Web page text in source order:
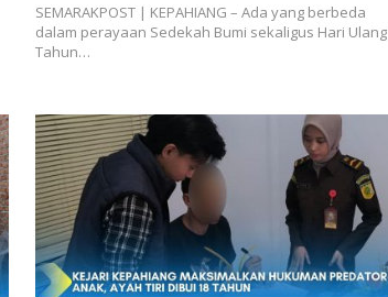
SEMARAKPOST | KEPAHIANG – Ada yang berbeda
dalam perayaan Sedekah Bumi sekaligus Hari Ulang
Tahun…